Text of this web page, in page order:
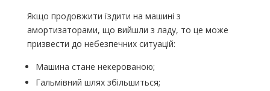
Якщо продовжити їздити на машині з
амортизаторами, що вийшли з ладу, то це може
призвести до небезпечних ситуацій:
Машина стане некерованою;
Гальмівний шлях збільшиться;